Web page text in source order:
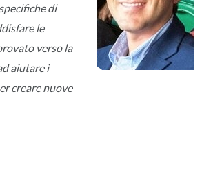
di
le
verso la
aiutare i
creare nuove